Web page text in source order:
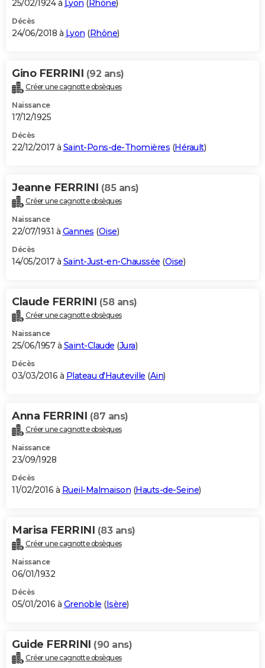
25/02/1924 à Lyon ( Rhône)
Décès
24/06/2018 à Lyon (Rhône)
Gino FERRINI (92 ans)
Créer une cagnotte obsèques
Naissance
17/12/1925
Décès
22/12/2017 à Saint-Pons-de-Thomières (Hérault)
Jeanne FERRINI (85 ans)
Créer une cagnotte obsèques
Naissance
22/07/1931 à Gannes (Oise)
Décès
14/05/2017 à Saint-Just-en-Chaussée (Oise)
Claude FERRINI (58 ans)
Créer une cagnotte obsèques
Naissance
25/06/1957 à Saint-Claude (Jura)
Décès
03/03/2016 à Plateau d'Hauteville (Ain)
Anna FERRINI (87 ans)
Créer une cagnotte obsèques
Naissance
23/09/1928
Décès
11/02/2016 à Rueil-Malmaison (Hauts-de-Seine)
Marisa FERRINI (83 ans)
Créer une cagnotte obsèques
Naissance
06/01/1932
Décès
05/01/2016 à Grenoble (Isère)
Guide FERRINI (90 ans)
Créer une cagnotte obsèques